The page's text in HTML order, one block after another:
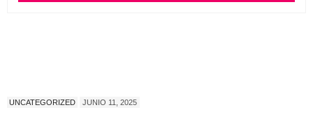
UNCATEGORIZED JUNIO 11, 2025